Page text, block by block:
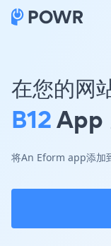
在您的网
B12App
将An Eform app添加